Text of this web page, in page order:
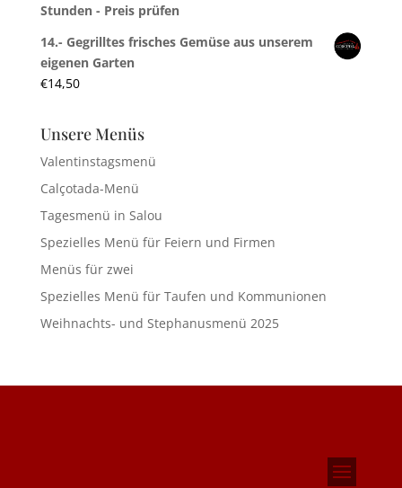
Stunden - Preis prüfen
14.- Gegrilltes frisches Gemüse aus unserem
eigenen Garten
€14,50
Unsere Menüs
Valentinstagsmenü
Calçotada-Menü
Tagesmenü in Salou
Spezielles Menü für Feiern und Firmen
Menüs für zwei
Spezielles Menü für Taufen und Kommunionen
Weihnachts- und Stephanusmenü 2025